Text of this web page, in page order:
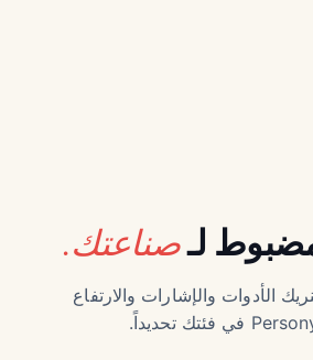
لـصناعتك.
الأدوات والإشارات والارتفاع